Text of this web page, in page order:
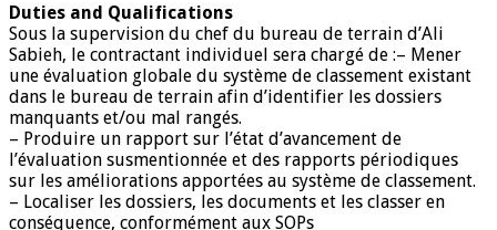
Duties and Qualifications
Sous la supervision du chef du bureau de terrain d’Ali
Sabieh, le contractant individuel sera chargé de :– Mener
une évaluation globale du système de classement existant
dans le bureau de terrain afin d’identifier les dossiers
manquants et/ou mal rangés.
– Produire un rapport sur l’état d’avancement de
l’évaluation susmentionnée et des rapports périodiques
sur les améliorations apportées au système de classement.
– Localiser les dossiers, les documents et les classer en
conséquence, conformément aux SOPs